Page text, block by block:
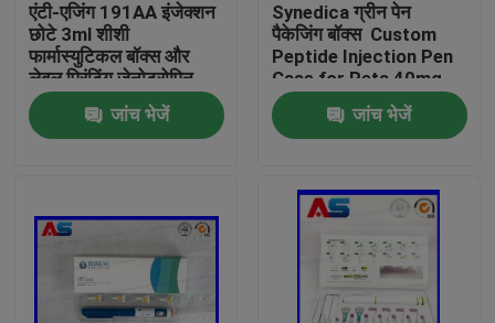
हमारे बारे में
एंटी-एजिंग 191AA इंजेक्शन
छोटे 3ml शीशी
फार्मास्युटिकल बॉक्स और
लेबल प्रिंटिंग जेनोट्रोपिन
जांच भेजें
Synedica ग्रीन पेन
पैकेजिंग बॉक्स ️ Custom
Peptide Injection Pen
Case for Reta 40mg
पेप्टाइड इंजेक्शन पेन,
Synedica इंजेक्शन पेन
जांच भेजें